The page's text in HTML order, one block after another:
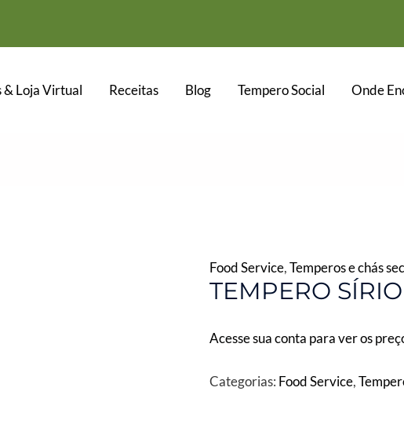
& Loja Virtual Receitas Blog Tempero Social Onde
Food Service,Temperos e chás
TEMPERO
Acesse sua conta para ver os
Categorias: Food Service,